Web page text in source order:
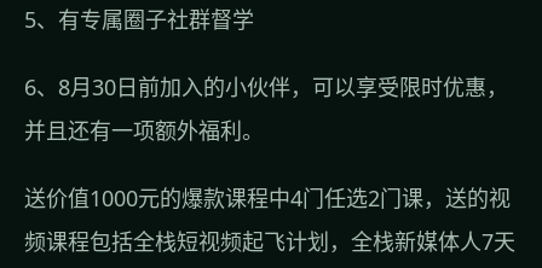
5、有专属圈子社群督学
6、8月30日前加入的小伙伴，可以享受限时优惠，
并且还有一项额外福利。
送价值1000元的爆款课程中4门任选2门课，送的视
频课程包括全栈短视频起飞计划，全栈新媒体人7天